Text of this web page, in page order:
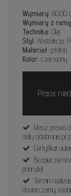
Wymiary: 80.00
Wymiary z
Technika: Olej
Styl: Abstrakcja,
Materiał: płótno
Kolor: czerwony
Praca
Masz prawo
daty odebrania
Certyfikat
priorytet.
Termin
dostarczamy